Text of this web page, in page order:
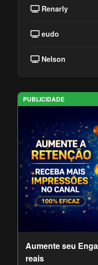
Renarly
eudo
Nelson
PUBLICIDADE
Aumente seu
reais